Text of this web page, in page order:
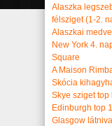
Alaszka
félsziget (1-2.
Alaszkai
New York 4.
Square
A Maison
Skócia
Skye sziget
Edinburgh top
Glasgow